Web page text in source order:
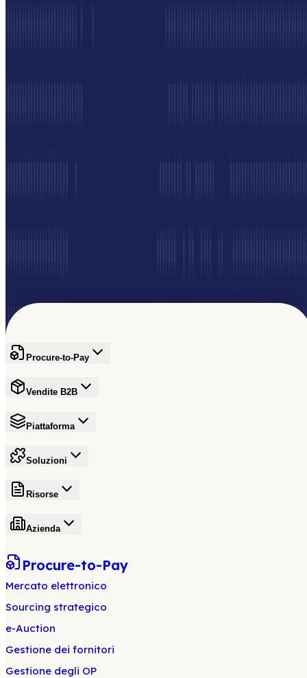
Procure-to-Pay
Vendite B2B
Piattaforma
Soluzioni
Risorse
Azienda
Procure-to-Pay
Mercato elettronico
Sourcing strategico
e-Auction
Gestione dei fornitori
Gestione degli OP